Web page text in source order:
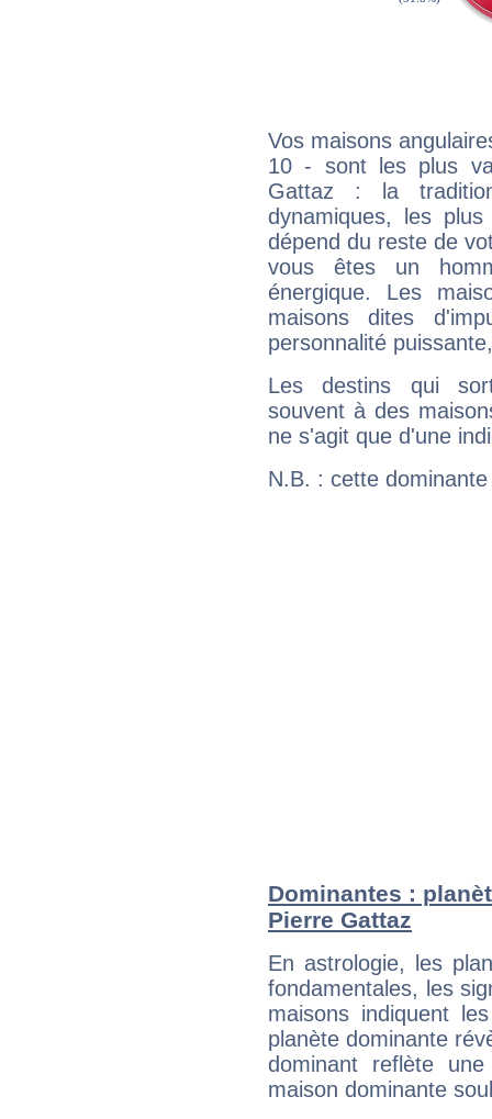
Vos maisons
10 - sont les plus
Gattaz : la
dynamiques, les
dépend du reste de
vous êtes un
énergique. Les
maisons dites
personnalité
Les destins qui
souvent à des
ne s'agit que d'une
N.B. : cette
Dominantes :
Pierre Gattaz
En astrologie, les
fondamentales, les
maisons indiquent
planète dominante
dominant reflète
maison dominante